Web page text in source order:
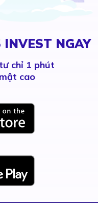
NGAY
chỉ 1 phút
cao